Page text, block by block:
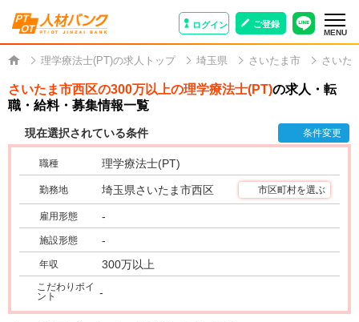
ログイン ご登録
MENU
理学療法士(PT)の求人トップ 埼玉県 さいたま市 さいた
さいたま市西区の300万以上の理学療法士(PT)の求人・転
職・給料・募集情報一覧
現在選択されている条件 条件変更
職種 理学療法士(PT)
勤務地 埼玉県さいたま市西区 市区町村を選ぶ
雇用形態 -
施設形態 -
年収 300万以上
こだわりポイ
ント
-